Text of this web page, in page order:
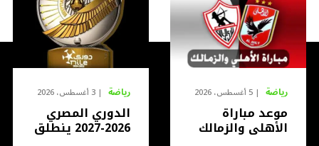
رياضة 5 أغسطس، 2026
موعد مباراة
الأهلي والزمالك
رياضة 3 أغسطس، 2026
الدوري المصري
2026-2027 ينطلق